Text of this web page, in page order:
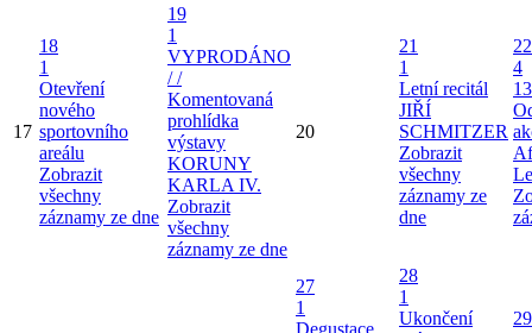
17
18
1
Otevření
nového
sportovního
areálu
Zobrazit
všechny
záznamy ze dne
19
1
VYPRODÁNO
/ /
Komentovaná
prohlídka
výstavy
KORUNY
KARLA IV.
Zobrazit
všechny
záznamy ze dne
20
21
1
Letní recitál
JIŘÍ
SCHMITZER
Zobrazit
všechny
záznamy ze
dne
22
4
27
1
28
1
Ukončení
29